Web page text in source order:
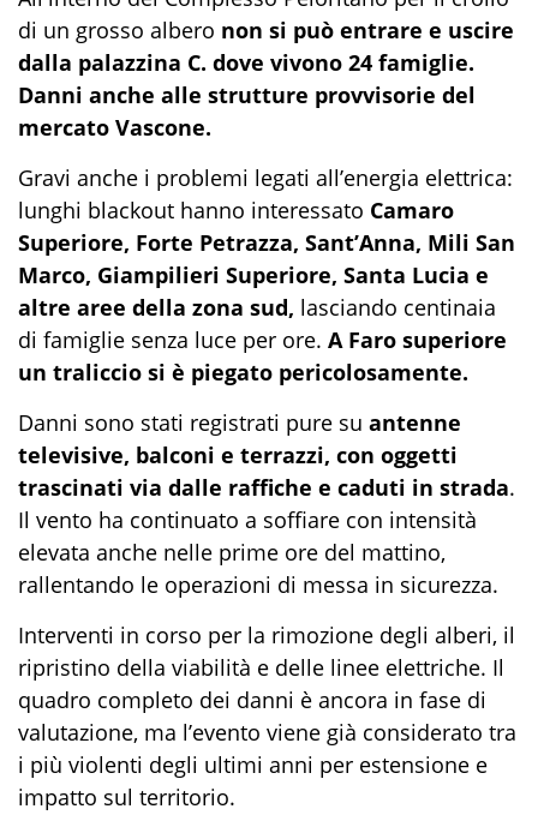
di un grosso albero non si può entrare e uscire
dalla palazzina C. dove vivono 24 famiglie.
Danni anche alle strutture provvisorie del
mercato Vascone.
Gravi anche i problemi legati all’energia elettrica:
lunghi blackout hanno interessato Camaro
Superiore, Forte Petrazza, Sant’Anna, Mili San
Marco, Giampilieri Superiore, Santa Lucia e
altre aree della zona sud, lasciando centinaia
di famiglie senza luce per ore. A Faro superiore
un traliccio si è piegato pericolosamente.
Danni sono stati registrati pure su antenne
televisive, balconi e terrazzi, con oggetti
trascinati via dalle raffiche e caduti in strada.
Il vento ha continuato a soffiare con intensità
elevata anche nelle prime ore del mattino,
rallentando le operazioni di messa in sicurezza.
Interventi in corso per la rimozione degli alberi, il
ripristino della viabilità e delle linee elettriche. Il
quadro completo dei danni è ancora in fase di
valutazione, ma l’evento viene già considerato tra
i più violenti degli ultimi anni per estensione e
impatto sul territorio.